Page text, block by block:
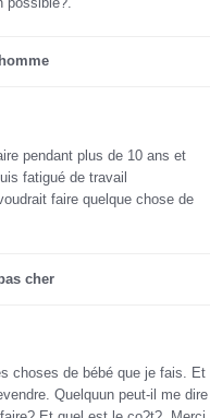
pendant plus de 10 ans et
fatigué de travail
faire quelque chose de
cher
choses de bébé que je fais. Et
Quelquun peut-il me dire